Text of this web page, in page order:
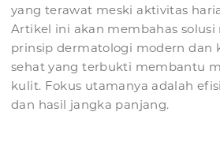
yang terawat meski aktivitas
Artikel ini akan membahas solusi
prinsip dermatologi modern dan
sehat yang terbukti membantu
kulit. Fokus utamanya adalah
dan hasil jangka panjang.